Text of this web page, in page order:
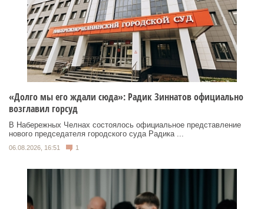
«Долго мы его ждали сюда»: Радик Зиннатов официально
возглавил горсуд
В Набережных Челнах состоялось официальное представление
нового председателя городского суда Радика ...
06.08.2026, 16:51 1